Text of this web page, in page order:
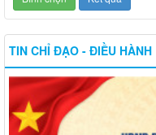
TIN CHỈ ĐẠO - ĐIỀU HÀNH